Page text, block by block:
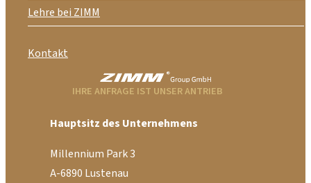
Lehre bei ZIMM
Kontakt
IHRE ANFRAGE IST UNSER ANTRIEB
Hauptsitz des Unternehmens
Millennium Park 3
A-6890 Lustenau